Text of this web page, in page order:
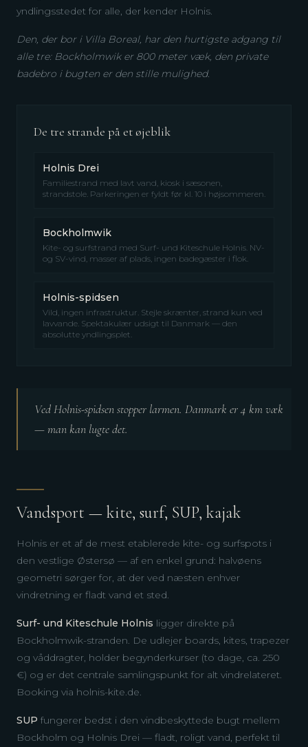
yndlingsstedet for alle, der kender Holnis.
Den, der bor i Villa Boreal, har den hurtigste adgang til
alle tre: Bockholmwik er 800 meter væk, den private
badebro i bugten er den stille mulighed.
De tre strande på et øjeblik
Holnis Drei
Familiestrand med lavt vand, kiosk i sæsonen,
strandstole. Parkeringen er fyldt før kl. 10 i højsommeren.
Bockholmwik
Kite- og surfstrand med Surf- und Kiteschule Holnis. NV-
og SV-vind, masser af plads, ingen badegæster i flok.
Holnis-spidsen
Vild, ingen infrastruktur. Stejle skrænter, strand kun ved
lavvande. Spektakulær udsigt til Danmark — den
absolutte yndlingsplet.
Ved Holnis-spidsen stopper larmen. Danmark er 4 km væk
— man kan lugte det.
Vandsport — kite, surf, SUP, kajak
Holnis er et af de mest etablerede kite- og surfspots i
den vestlige Østersø — af en enkel grund: halvøens
geometri sørger for, at der ved næsten enhver
vindretning er fladt vand et sted.
Surf- und Kiteschule Holnis ligger direkte på
Bockholmwik-stranden. De udlejer boards, kites, trapezer
og våddragter, holder begynderkurser (to dage, ca. 250
€) og er det centrale samlingspunkt for alt vindrelateret.
Booking via holnis-kite.de.
SUP fungerer bedst i den vindbeskyttede bugt mellem
Bockholm og Holnis Drei — fladt, roligt vand, perfekt til